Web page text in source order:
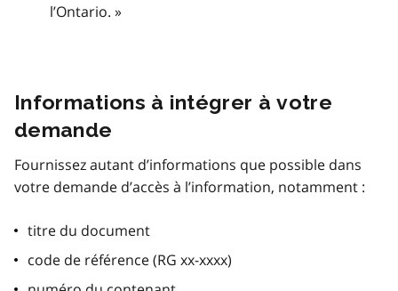
l’Ontario. »
Informations à intégrer à votre
demande
Fournissez autant d’informations que possible dans
votre demande d’accès à l’information, notamment :
titre du document
code de référence (RG xx-xxxx)